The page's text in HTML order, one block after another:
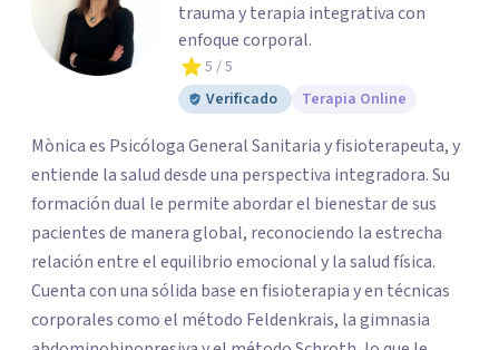
trauma y terapia integrativa con
enfoque corporal.
5 / 5
Verificado
Terapia Online
Mònica es Psicóloga General Sanitaria y fisioterapeuta, y
entiende la salud desde una perspectiva integradora. Su
formación dual le permite abordar el bienestar de sus
pacientes de manera global, reconociendo la estrecha
relación entre el equilibrio emocional y la salud física.
Cuenta con una sólida base en fisioterapia y en técnicas
corporales como el método Feldenkrais, la gimnasia